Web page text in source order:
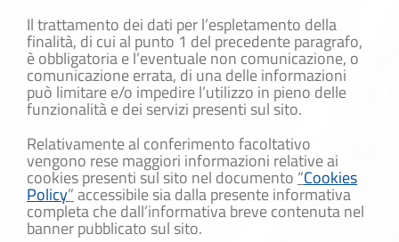
Il trattamento dei dati per l’espletamento della
finalità, di cui al punto 1 del precedente paragrafo,
è obbligatoria e l’eventuale non comunicazione, o
comunicazione errata, di una delle informazioni
può limitare e/o impedire l’utilizzo in pieno delle
funzionalità e dei servizi presenti sul sito.
Relativamente al conferimento facoltativo
vengono rese maggiori informazioni relative ai
cookies presenti sul sito nel documento“Cookies
Policy”accessibile sia dalla presente informativa
completa che dall’informativa breve contenuta nel
banner pubblicato sul sito.